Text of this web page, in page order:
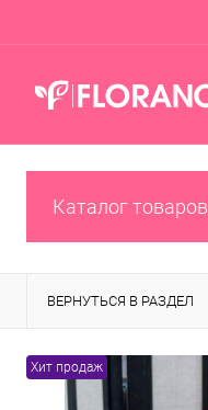
Каталог товаров
ВЕРНУТЬСЯ В РАЗДЕЛ
Хит продаж